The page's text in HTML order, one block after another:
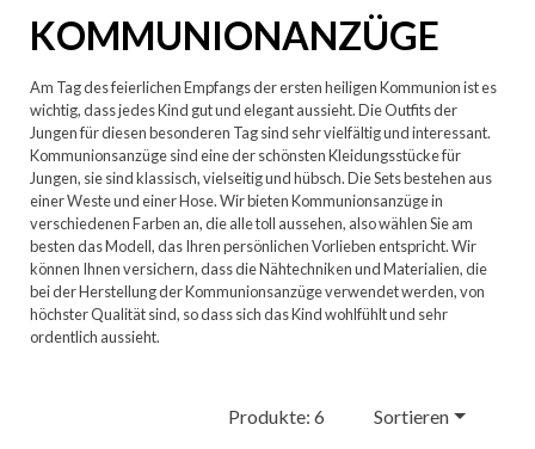
KOMMUNIONANZÜGE
Am Tag des feierlichen Empfangs der ersten heiligen Kommunion ist es
wichtig, dass jedes Kind gut und elegant aussieht. Die Outfits der
Jungen für diesen besonderen Tag sind sehr vielfältig und interessant.
Kommunionsanzüge sind eine der schönsten Kleidungsstücke für
Jungen, sie sind klassisch, vielseitig und hübsch. Die Sets bestehen aus
einer Weste und einer Hose. Wir bieten Kommunionsanzüge in
verschiedenen Farben an, die alle toll aussehen, also wählen Sie am
besten das Modell, das Ihren persönlichen Vorlieben entspricht. Wir
können Ihnen versichern, dass die Nähtechniken und Materialien, die
bei der Herstellung der Kommunionsanzüge verwendet werden, von
höchster Qualität sind, so dass sich das Kind wohlfühlt und sehr
ordentlich aussieht.
Produkte: 6 Sortieren